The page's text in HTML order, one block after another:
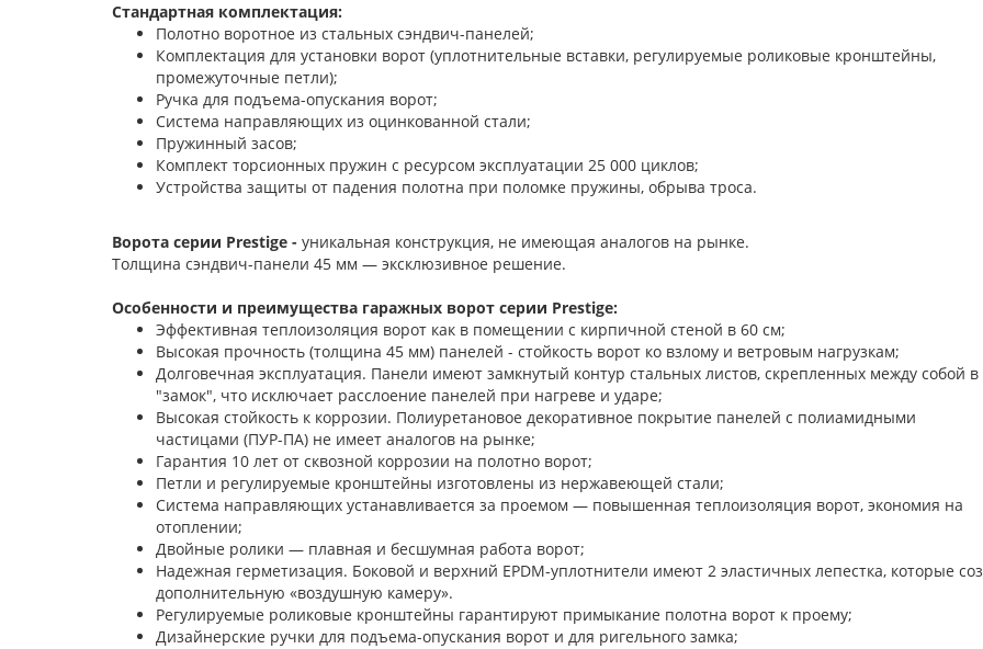
Стандартная комплектация:
Полотно воротное из стальных сэндвич-панелей;
Комплектация для установки ворот (уплотнительные вставки, регулируемые роликовые кронштейны,
промежуточные петли);
Ручка для подъема-опускания ворот;
Система направляющих из оцинкованной стали;
Пружинный засов;
Комплект торсионных пружин с ресурсом эксплуатации 25 000 циклов;
Устройства защиты от падения полотна при поломке пружины, обрыва троса.
Ворота серии Prestige - уникальная конструкция, не имеющая аналогов на рынке.
Толщина сэндвич-панели 45 мм — эксклюзивное решение.
Особенности и преимущества гаражных ворот серии Prestige:
Эффективная теплоизоляция ворот как в помещении с кирпичной стеной в 60 см;
Высокая прочность (толщина 45 мм) панелей - стойкость ворот ко взлому и ветровым нагрузкам;
Долговечная эксплуатация. Панели имеют замкнутый контур стальных листов, скрепленных между собой в
"замок", что исключает расслоение панелей при нагреве и ударе;
Высокая стойкость к коррозии. Полиуретановое декоративное покрытие панелей с полиамидными
частицами (ПУР-ПА) не имеет аналогов на рынке;
Гарантия 10 лет от сквозной коррозии на полотно ворот;
Петли и регулируемые кронштейны изготовлены из нержавеющей стали;
Система направляющих устанавливается за проемом — повышенная теплоизоляция ворот, экономия на
отоплении;
Двойные ролики — плавная и бесшумная работа ворот;
Надежная герметизация. Боковой и верхний EPDM-уплотнители имеют 2 эластичных лепестка, которые
дополнительную «воздушную камеру».
Регулируемые роликовые кронштейны гарантируют примыкание полотна ворот к проему;
Дизайнерские ручки для подъема-опускания ворот и для ригельного